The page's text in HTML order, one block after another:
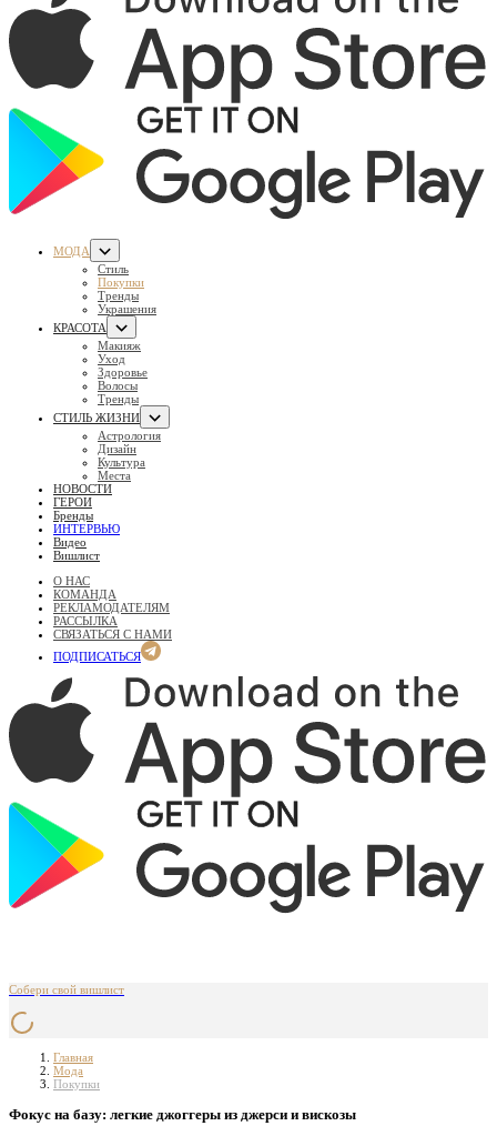
МОДА
Стиль
Покупки
Тренды
Украшения
КРАСОТА
Макияж
Уход
Здоровье
Волосы
Тренды
СТИЛЬ ЖИЗНИ
Астрология
Дизайн
Культура
Места
НОВОСТИ
ГЕРОИ
Бренды
ИНТЕРВЬЮ
Видео
Вишлист
О НАС
КОМАНДА
РЕКЛАМОДАТЕЛЯМ
РАССЫЛКА
СВЯЗАТЬСЯ С НАМИ
ПОДПИСАТЬСЯ
Собери свой вишлист
Главная
Мода
Покупки
Фокус на базу: легкие джоггеры из джерси и вискозы